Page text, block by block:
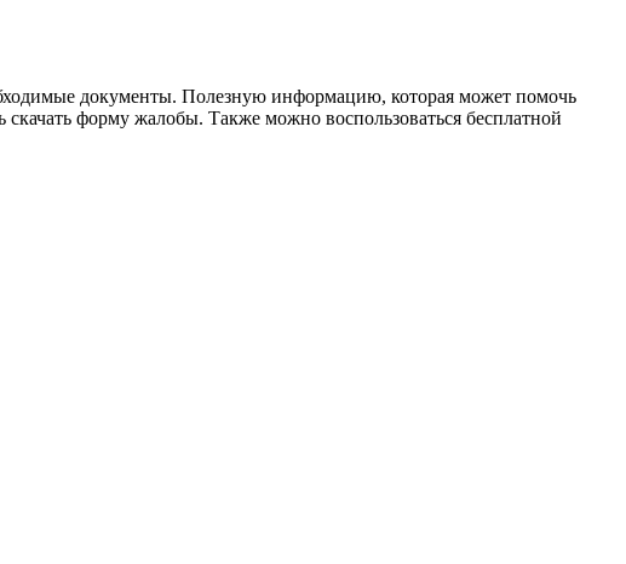
документы. Полезную информацию, которая может помочь
форму жалобы. Также можно воспользоваться бесплатной